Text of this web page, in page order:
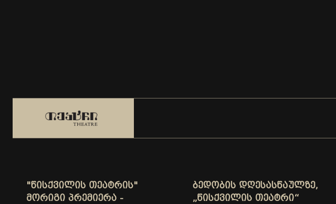
"ᲬᲘᲡᲥᲕᲘᲚᲘᲡ ᲗᲔᲐᲢᲠᲘᲡ"
ᲛᲝᲠᲘᲒᲘ ᲞᲠᲔᲛᲘᲔᲠᲐ -
ᲑᲔᲓᲝᲑᲘᲡ ᲓᲦᲔᲡᲐᲡᲬᲐᲣᲚᲖᲔ,
„ᲬᲘᲡᲥᲕᲘᲚᲘᲡ ᲗᲔᲐᲢᲠᲘ“